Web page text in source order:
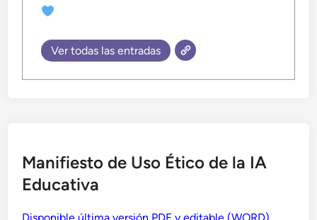
Ver todas las entradas
Manifiesto de Uso Ético de la IA
Educativa
Disponible última versión PDF y editable (WORD).